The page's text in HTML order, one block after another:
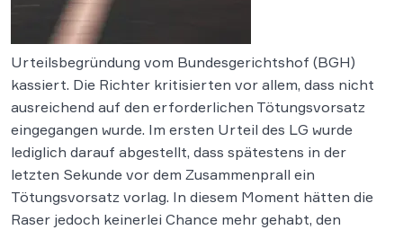
Urteilsbegründung vom Bundesgerichtshof (BGH)
kassiert. Die Richter kritisierten vor allem, dass nicht
ausreichend auf den erforderlichen Tötungsvorsatz
eingegangen wurde. Im ersten Urteil des LG wurde
lediglich darauf abgestellt, dass spätestens in der
letzten Sekunde vor dem Zusammenprall ein
Tötungsvorsatz vorlag. In diesem Moment hätten die
Raser jedoch keinerlei Chance mehr gehabt, den